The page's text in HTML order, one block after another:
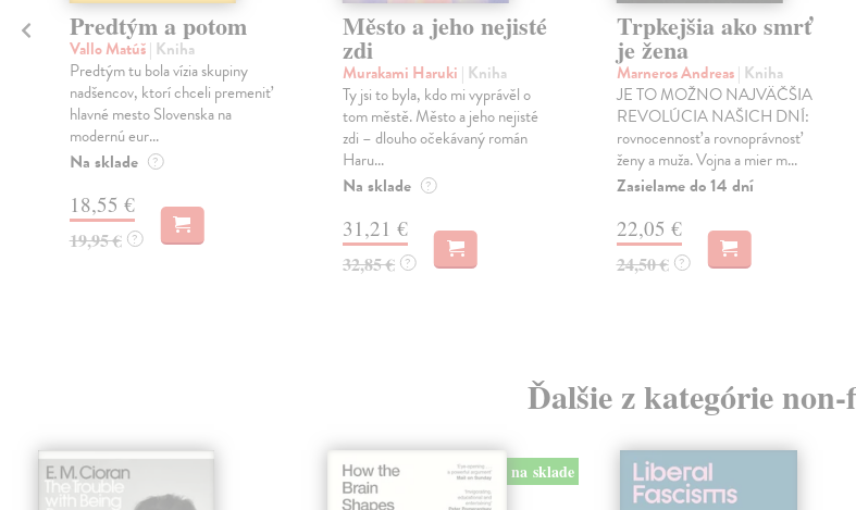
Predtým a potom
Vallo Matúš| Kniha
Predtým tu bola vízia skupiny
nadšencov, ktorí chceli premeniť
hlavné mesto Slovenska na
modernú eur...
Na sklade ?
18,55 €
19,95 € ?
Město a jeho nejisté
zdi
Murakami Haruki | Kniha
Ty jsi to byla, kdo mi vyprávěl o
tom městě. Město a jeho nejisté
zdi – dlouho očekávaný román
Haru...
Na sklade ?
31,21 €
32,85 € ?
Trpkejšia ako smrť
je žena
Marneros Andreas| Kniha
JE TO MOŽNO NAJVÄČŠIA
REVOLÚCIA NAŠICH DNÍ:
rovnocennosť a rovnoprávnosť
ženy a muža. Vojna a mier m...
Zasielame do 14 dní
22,05 €
24,50 € ?
Ďalšie z kategórie
na sklade